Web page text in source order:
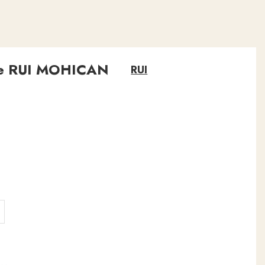
RUI MOHICAN
RUI